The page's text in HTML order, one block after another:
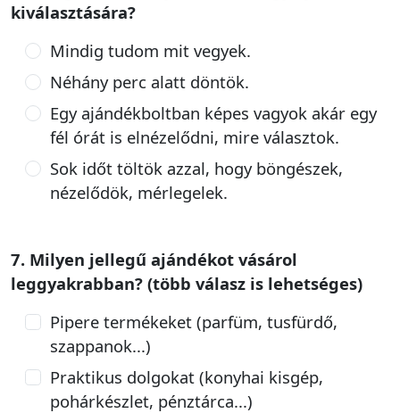
kiválasztására?
Mindig tudom mit vegyek.
Néhány perc alatt döntök.
Egy ajándékboltban képes vagyok akár egy
fél órát is elnézelődni, mire választok.
Sok időt töltök azzal, hogy böngészek,
nézelődök, mérlegelek.
7. Milyen jellegű ajándékot vásárol
leggyakrabban? (több válasz is lehetséges)
Pipere termékeket (parfüm, tusfürdő,
szappanok...)
Praktikus dolgokat (konyhai kisgép,
pohárkészlet, pénztárca...)